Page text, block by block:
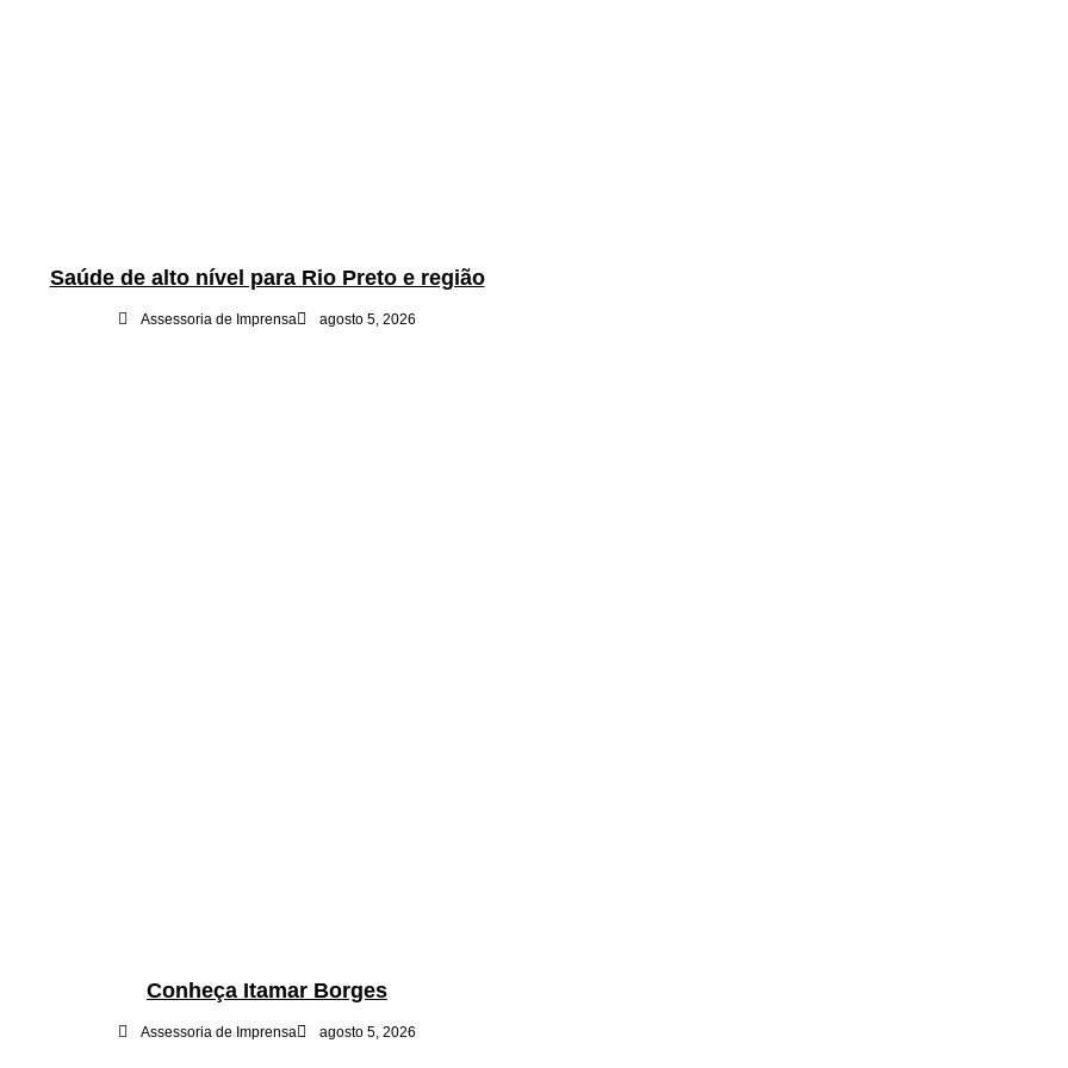
Saúde de alto nível para Rio Preto e região
Assessoria de Imprensa agosto 5, 2026
Conheça Itamar Borges
Assessoria de Imprensa agosto 5, 2026